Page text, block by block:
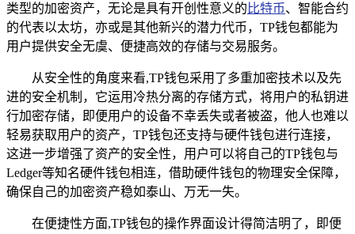
类型的加密资产，无论是具有开创性意义的 比特币、智能合约
的代表以太坊，亦或是其他新兴的潜力代币，TP钱包都能为
用户提供安全无虞、便捷高效的存储与交易服务。
从安全性的角度来看,TP钱包采用了多重加密技术以及先
进的安全机制，它运用冷热分离的存储方式，将用户的私钥进
行加密存储，即便用户的设备不幸丢失或者被盗，他人也难以
轻易获取用户的资产，TP钱包还支持与硬件钱包进行连接，
这进一步增强了资产的安全性，用户可以将自己的TP钱包与
Ledger等知名硬件钱包相连，借助硬件钱包的物理安全保障，
确保自己的加密资产稳如泰山、万无一失。
在便捷性方面,TP钱包的操作界面设计得简洁明了，即便